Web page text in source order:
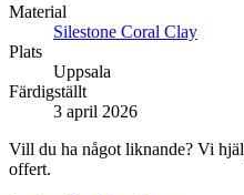
Material
Silestone Coral Clay
Plats
Uppsala
Färdigställt
3 april 2026
Vill du ha något liknande? Vi
offert.